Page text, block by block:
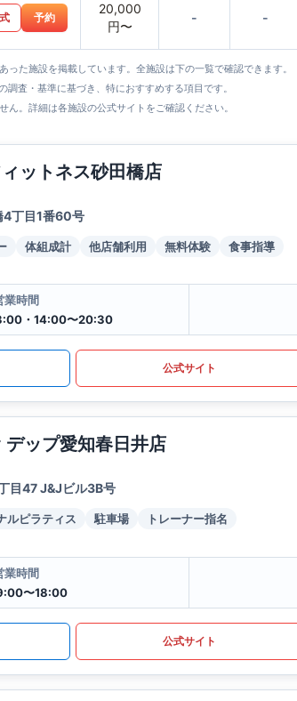
予約
20,000
円〜
- -
た施設を掲載しています。全施設は下の一覧で確認できます。
査・基準に基づき、特におすすめする項目です。
。詳細は各施設の公式サイトをご確認ください。
ットネス砂田橋店
4丁目1番60号
体組成計 他店舗利用 無料体験 食事指導
業時間
・14:00〜20:30
公式サイト
デップ愛知春日井店
目47 J&Jビル3B号
ルピラティス 駐車場 トレーナー指名
業時間
〜18:00
公式サイト